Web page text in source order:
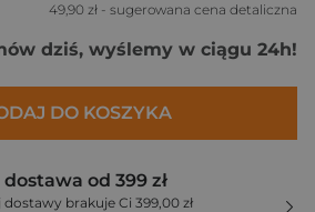
49,90 zł - sugerowana cena detaliczna
dziś, wyślemy w ciągu 24h!
DO KOSZYKA
od 399 zł
brakuje Ci 399,00 zł